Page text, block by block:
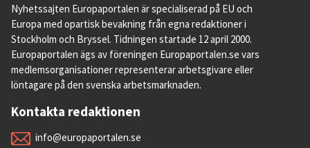
Nyhetssajten Europaportalen är specialiserad på EU och
Europa med opartisk bevakning från egna redaktioner i
Stockholm och Bryssel. Tidningen startade 12 april 2000.
Europaportalen ägs av föreningen Europaportalen.se vars
medlemsorganisationer representerar arbetsgivare eller
löntagare på den svenska arbetsmarknaden.
Kontakta redaktionen
info@europaportalen.se